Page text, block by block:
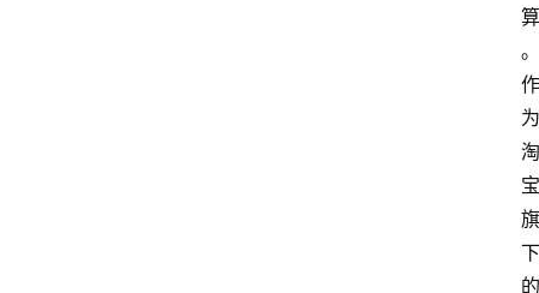
算
。
作
为
淘
宝
旗
下
的